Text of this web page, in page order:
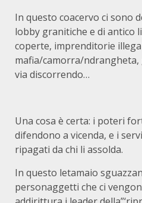
In questo coacervo ci sono
lobby granitiche e di antico
coperte, imprenditorie
mafia/camorra/
via discorrendo…
Una cosa è certa: i poteri
difendono a vicenda, e i
ripagati da chi li assolda.
In questo letamaio
personaggetti che ci